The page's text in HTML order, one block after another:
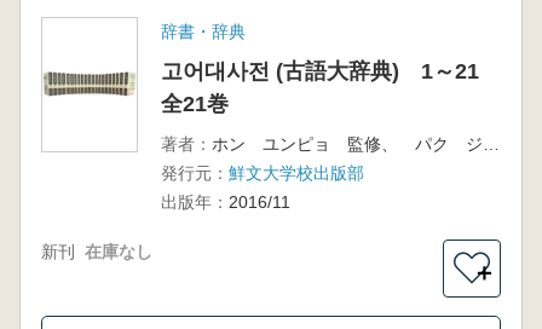
辞書・辞典
고어대사전 (古語大辞典) 1～21
全21巻
著者：
発行元： 鮮文大学校出版部
出版年： 2016/11
新刊 在庫なし
＋